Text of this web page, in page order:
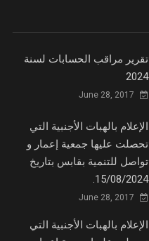
تقرير مراقب الحسابات لسنة
2024
الإعلام بالهبات الأجنبية التي
تحصلت عليها جمعية إعمار و
تواصل للتنمية بقابس بتاريخ
15/08/2024.
الإعلام بالهبات الأجنبية التي